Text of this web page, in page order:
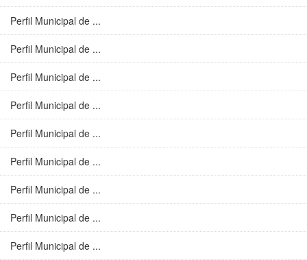
Perfil Municipal de ...
Perfil Municipal de ...
Perfil Municipal de ...
Perfil Municipal de ...
Perfil Municipal de ...
Perfil Municipal de ...
Perfil Municipal de ...
Perfil Municipal de ...
Perfil Municipal de ...